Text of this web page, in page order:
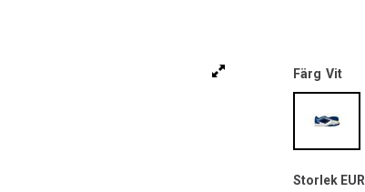
Färg Vit
Storlek EUR